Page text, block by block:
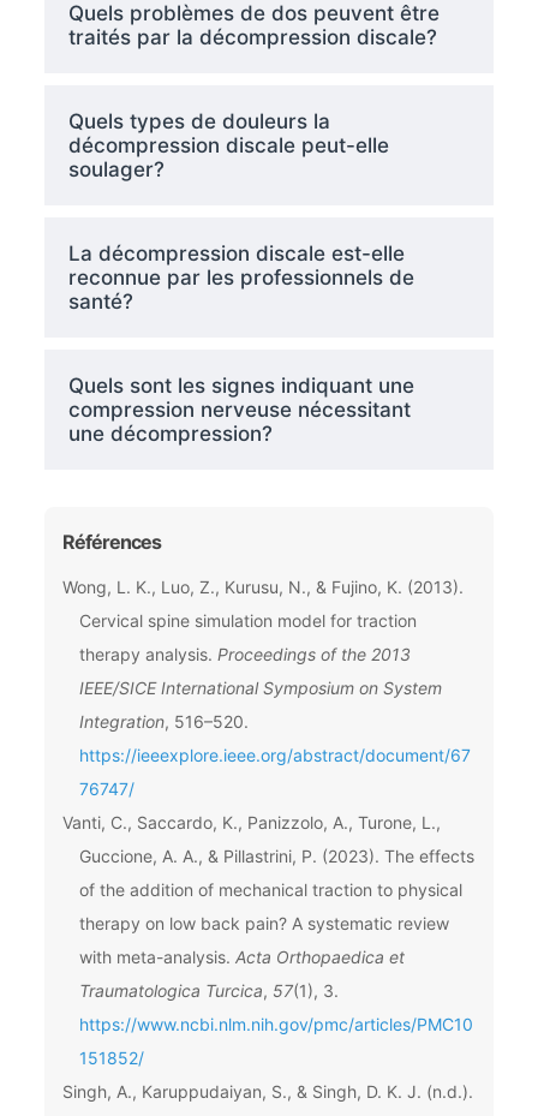
Quels problèmes de dos peuvent être
traités par la décompression discale?
Quels types de douleurs la
décompression discale peut-elle
soulager?
La décompression discale est-elle
reconnue par les professionnels de
santé?
Quels sont les signes indiquant une
compression nerveuse nécessitant
une décompression?
Références
Wong, L. K., Luo, Z., Kurusu, N., & Fujino, K. (2013).
Cervical spine simulation model for traction
therapy analysis. Proceedings of the 2013
IEEE/SICE International Symposium on System
Integration, 516–520.
https://ieeexplore.ieee.org/abstract/document/67
76747/
Vanti, C., Saccardo, K., Panizzolo, A., Turone, L.,
Guccione, A. A., & Pillastrini, P. (2023). The effects
of the addition of mechanical traction to physical
therapy on low back pain? A systematic review
with meta-analysis. Acta Orthopaedica et
Traumatologica Turcica, 57(1), 3.
https://www.ncbi.nlm.nih.gov/pmc/articles/PMC10
151852/
Singh, A., Karuppudaiyan, S., & Singh, D. K. J. (n.d.).